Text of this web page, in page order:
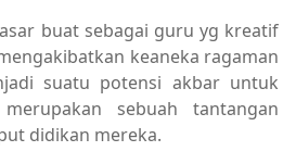
buat sebagai guru yg kreatif
keaneka ragaman
suatu potensi akbar untuk
sebuah tantangan
didikan mereka.